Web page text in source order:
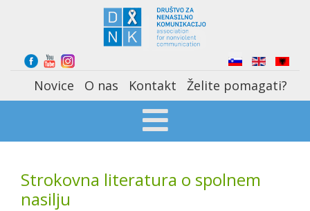
Select your language
Novice O nas Kontakt Želite pomagati?
Strokovna literatura o spolnem
nasilju